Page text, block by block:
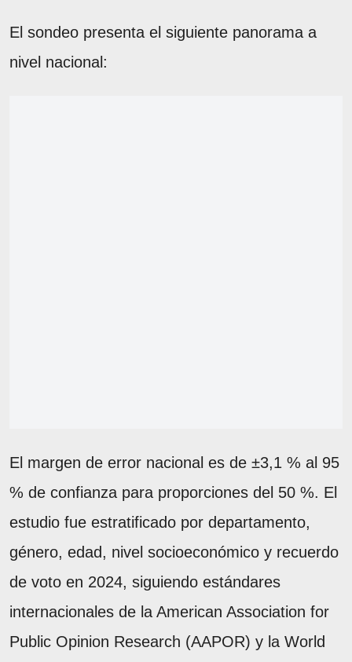
El sondeo presenta el siguiente panorama a
nivel nacional:
El margen de error nacional es de ±3,1 % al 95
% de confianza para proporciones del 50 %. El
estudio fue estratificado por departamento,
género, edad, nivel socioeconómico y recuerdo
de voto en 2024, siguiendo estándares
internacionales de la American Association for
Public Opinion Research (AAPOR) y la World